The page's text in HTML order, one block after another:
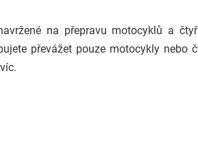
na přepravu motocyklů a
převážet pouze motocykly nebo